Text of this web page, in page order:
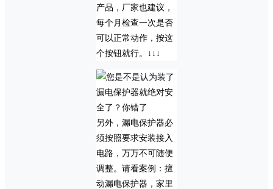
产品，厂家也建议，
每个月检查一次是否
可以正常动作，按这
个按钮就行。↓↓↓
另外，漏电保护器必
须按照要求安装接入
电路，万万不可随便
调整。请看案例：擅
动漏电保护器，家里